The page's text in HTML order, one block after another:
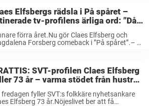
Elfsbergs rädsla i På spåret –
tv-profilens ärliga ord: ”Då
folk…”
förra året.Nu gör Claes Elfsberg och
Forsberg comeback i ”På spåret”.– Vi
SVT-profilen Claes Elfsberg
73 år – varma stödet från hustrun
stora sorgen
fredagen fyller SVT:s folkkäre nyhetsankare
Elfsberg 73 år.Nöjeslivet ber att få